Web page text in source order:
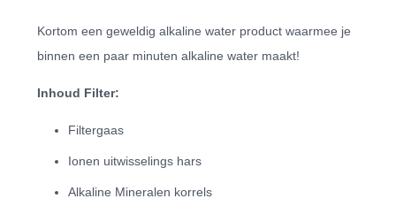
Kortom een geweldig alkaline water product waarmee je
binnen een paar minuten alkaline water maakt!
Inhoud Filter:
Filtergaas
Ionen uitwisselings hars
Alkaline Mineralen korrels